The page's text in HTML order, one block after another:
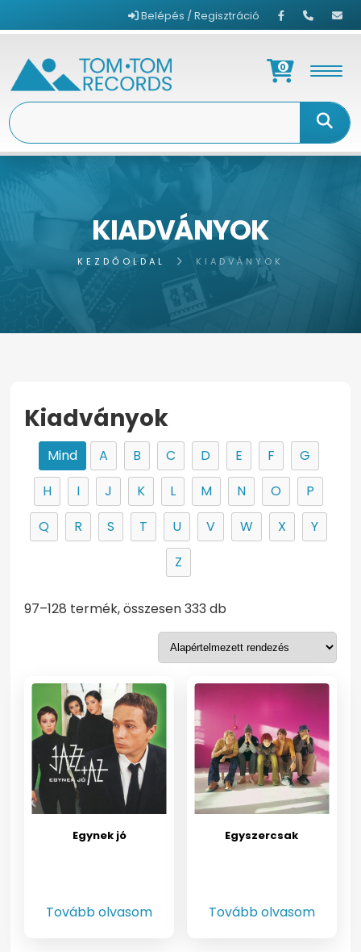
Belépés / Regisztráció
0
KIADVÁNYOK
KEZDŐOLDAL KIADVÁNYOK
Kiadványok
Mind A B C D E F
G
H
I J K L M N O
P
Q
R S T U V W X
Y
Z
97–128 termék, összesen 333 db
Egynek jó
Tovább olvasom
Egyszercsak
Tovább olvasom